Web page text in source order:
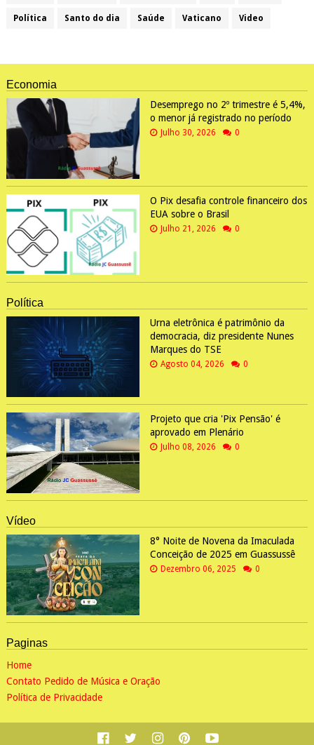
Política Santo do dia Saúde Vaticano Video
Economia
Desemprego no 2º trimestre é 5,4%,
o menor já registrado no período
Julho 30, 2026 0
O Pix desafia controle financeiro dos
EUA sobre o Brasil
Julho 21, 2026 0
Política
Urna eletrônica é patrimônio da
democracia, diz presidente Nunes
Marques do TSE
Agosto 04, 2026 0
Projeto que cria 'Pix Pensão' é
aprovado em Plenário
Julho 08, 2026 0
Vídeo
8° Noite de Novena da Imaculada
Conceição de 2025 em Guassussê
Dezembro 06, 2025 0
Paginas
Home
Contato Pedido de Música e Oração
Política de Privacidade